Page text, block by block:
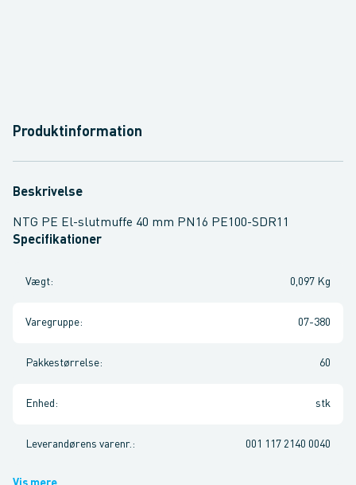
Produktinformation
Beskrivelse
NTG PE El-slutmuffe 40 mm PN16 PE100-SDR11
Specifikationer
Vægt: 0,097 Kg
Varegruppe: 07-380
Pakkestørrelse: 60
Enhed : stk
Leverandørens varenr. : 001 117 2140 0040